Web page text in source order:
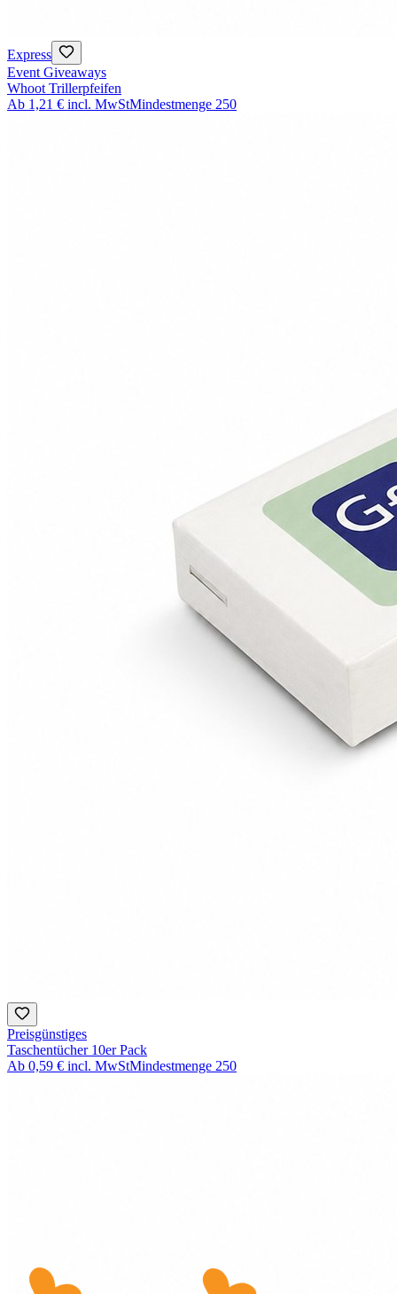
Express
Event Giveaways
Whoot Trillerpfeifen
Ab 1,21 € incl. MwStMindestmenge 250
Preisgünstiges
Taschentücher 10er Pack
Ab 0,59 € incl. MwStMindestmenge 250